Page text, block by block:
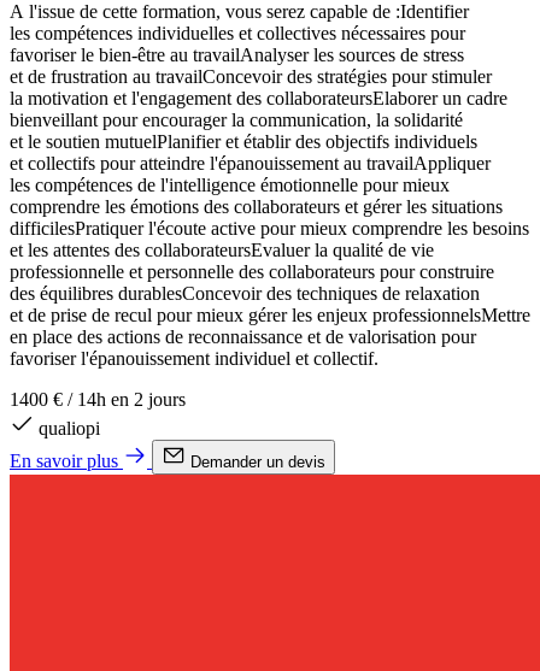
A l'issue de cette formation, vous serez capable de :Identifier
les compétences individuelles et collectives nécessaires pour
favoriser le bien-être au travailAnalyser les sources de stress
et de frustration au travailConcevoir des stratégies pour stimuler
la motivation et l'engagement des collaborateursElaborer un cadre
bienveillant pour encourager la communication, la solidarité
et le soutien mutuelPlanifier et établir des objectifs individuels
et collectifs pour atteindre l'épanouissement au travailAppliquer
les compétences de l'intelligence émotionnelle pour mieux
comprendre les émotions des collaborateurs et gérer les situations
difficilesPratiquer l'écoute active pour mieux comprendre les besoins
et les attentes des collaborateursEvaluer la qualité de vie
professionnelle et personnelle des collaborateurs pour construire
des équilibres durablesConcevoir des techniques de relaxation
et de prise de recul pour mieux gérer les enjeux professionnelsMettre
en place des actions de reconnaissance et de valorisation pour
favoriser l'épanouissement individuel et collectif.
1400 € / 14h en 2 jours
qualiopi
En savoir plus
Demander un devis